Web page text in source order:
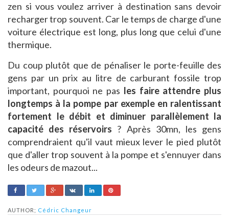
zen si vous voulez arriver à destination sans devoir
recharger trop souvent. Car le temps de charge d'une
voiture électrique est long, plus long que celui d'une
thermique.
Du coup plutôt que de pénaliser le porte-feuille des
gens par un prix au litre de carburant fossile trop
important, pourquoi ne pas les faire attendre plus
longtemps à la pompe par exemple en ralentissant
fortement le débit et diminuer parallèlement la
capacité des réservoirs ? Après 30mn, les gens
comprendraient qu'il vaut mieux lever le pied plutôt
que d'aller trop souvent à la pompe et s'ennuyer dans
les odeurs de mazout...
AUTHOR; Cédric Changeur